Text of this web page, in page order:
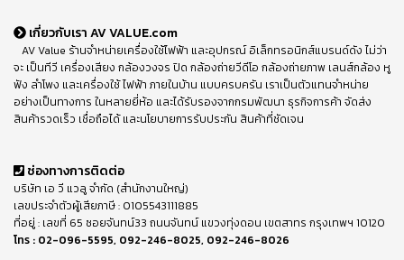
เกี่ยวกับเรา AV VALUE.com
AV Value ร้านจำหน่ายเครื่องใช้ไฟฟ้า และอุปกรณ์ อิเล็กทรอนิกส์แบรนด์ดัง ไม่ว่า
จะ เป็นทีวี เครื่องเสียง กล้องวงจร ปิด กล้องถ่ายวีดีโอ กล้องถ่ายภาพ เลนส์กล้อง หู
ฟัง ลำโพง และเครื่องใช้ ไฟฟ้า ภายในบ้าน แบบครบครัน เราเป็นตัวแทนจำหน่าย
อย่างเป็นทางการ ในหลายยี่ห้อ และได้รับรองจากกรมพัฒนา ธุรกิจการค้า จัดส่ง
สินค้ารวดเร็ว เชื่อถือได้ และนโยบายการรับประกัน สินค้าที่ชัดเจน
ช่องทางการติดต่อ
บริษัท เอ วี แวลู จำกัด (สำนักงานใหญ่)
เลขประจำตัวผู้เสียภาษี : 0105543111885
ที่อยู่ : เลขที่ 65 ซอยจันทน์33 ถนนจันทน์ แขวงทุ่งดอน เขตสาทร กรุงเทพฯ 10120
โทร : 02-096-5595, 092-246-8025, 092-246-8026